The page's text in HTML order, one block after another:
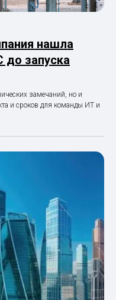
нашла
запуска
замечаний, но и
и сроков для команды ИТ и